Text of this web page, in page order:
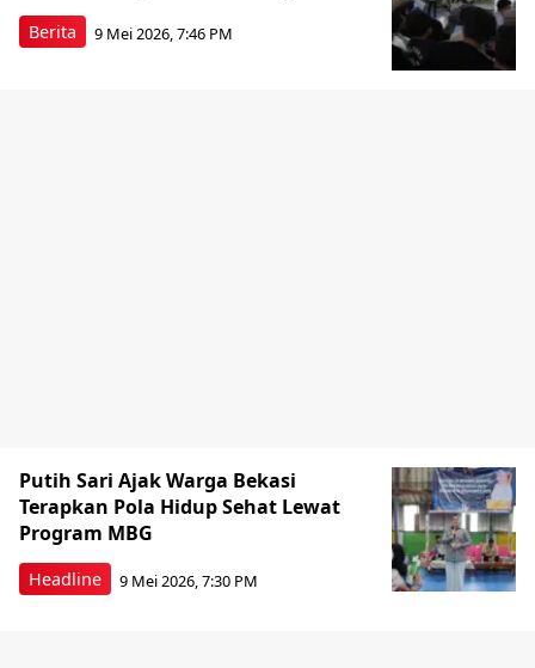
Berita 9 Mei 2026, 7:46 PM
Headline
Putih Sari Ajak Warga Bekasi
Terapkan Pola Hidup Sehat Lewat
Program MBG
9 Mei 2026, 7:30 PM